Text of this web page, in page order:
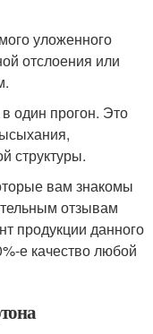
уложенного
отслоения или
один прогон. Это
структуры.
вам знакомы
отзывам
продукции данного
е качество любой